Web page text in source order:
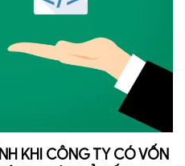
KHI CÔNG TY CÓ VỐN